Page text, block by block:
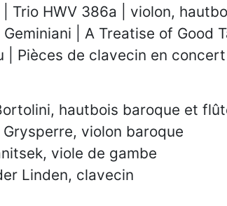
| Trio HWV 386a | violon,
Geminiani | A Treatise of Good
| Pièces de clavecin en
hautbois baroque et
Grysperre, violon baroque
viole de gambe
Linden, clavecin